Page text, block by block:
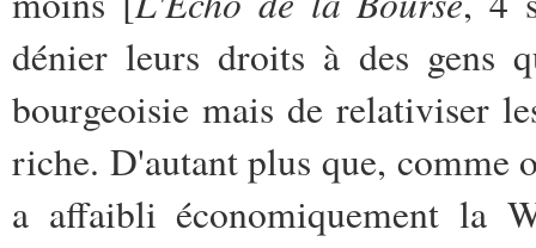
dénier leurs droits à des gens
bourgeoisie mais de relativiser
riche. D'autant plus que, comme
a affaibli économiquement la